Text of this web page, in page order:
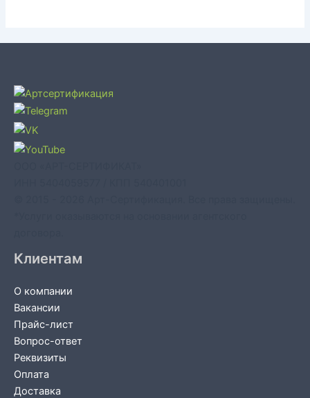
Клиентам
О компании
Вакансии
Прайс-лист
Вопрос-ответ
Реквизиты
Оплата
Доставка